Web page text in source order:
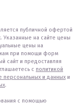
публичной офертой
Указанные на сайте цены
цены на
при помощи форм
сайт и предоставляя
с политикой
и данных и
.
с помощью